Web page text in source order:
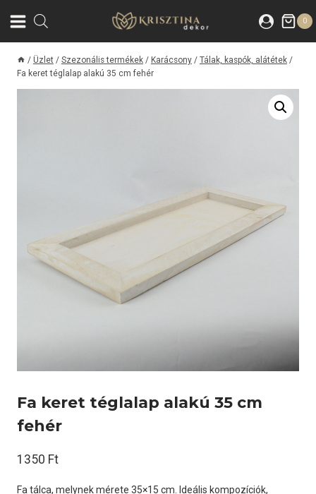
0
/ Üzlet / Szezonális termékek / Karácsony / Tálak, kaspók, alátétek /
Fa keret téglalap alakú 35 cm fehér
Fa keret téglalap alakú 35 cm
fehér
1350 Ft
Fa tálca, melynek mérete 35×15 cm. Ideális kompozíciók,